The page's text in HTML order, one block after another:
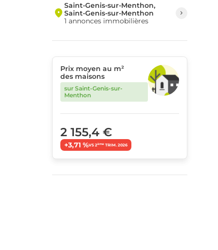
Saint-Genis-sur-Menthon,
Saint-Genis-sur-Menthon
1 annonces immobilières
Prix moyen au m²
des maisons
sur Saint-Genis-sur-
Menthon
2 155,4 €
+3,71 %VS 2èmeTRIM. 2026